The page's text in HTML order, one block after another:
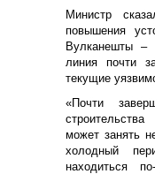
Министр
повышения
Вулканешты –
линия почти
текущие
«Почти
может занять
холодный
находиться